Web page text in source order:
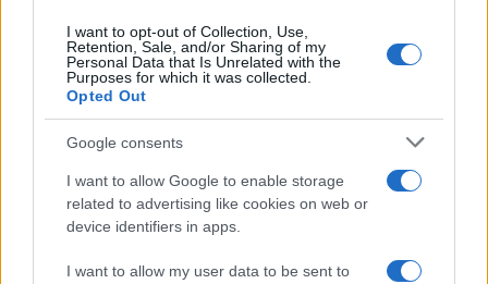
I want to opt-out of Collection, Use,
Retention, Sale, and/or Sharing of my
Personal Data that Is Unrelated with the
Purposes for which it was collected.
Opted Out
Google consents
I want to allow Google to enable storage
related to advertising like cookies on web or
device identifiers in apps.
I want to allow my user data to be sent to